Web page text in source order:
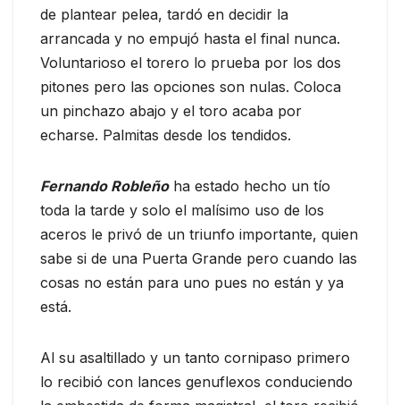
de plantear pelea, tardó en decidir la
arrancada y no empujó hasta el final nunca.
Voluntarioso el torero lo prueba por los dos
pitones pero las opciones son nulas. Coloca
un pinchazo abajo y el toro acaba por
echarse. Palmitas desde los tendidos.
Fernando Robleñoha estado hecho un tío
toda la tarde y solo el malísimo uso de los
aceros le privó de un triunfo importante, quien
sabe si de una Puerta Grande pero cuando las
cosas no están para uno pues no están y ya
está.
Al su asaltillado y un tanto cornipaso primero
lo recibió con lances genuflexos conduciendo